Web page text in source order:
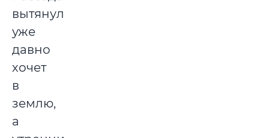
вытянулась,
уже
давно
хочет
в
землю,
а